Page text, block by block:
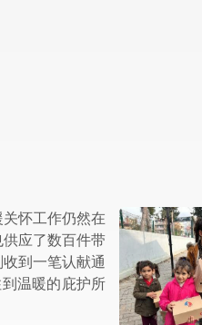
怀工作仍然在
应了数百件带
到一笔认献通
温暖的庇护所